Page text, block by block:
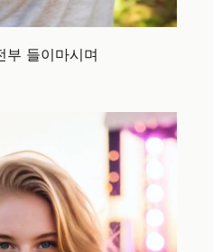
부 들이마시며